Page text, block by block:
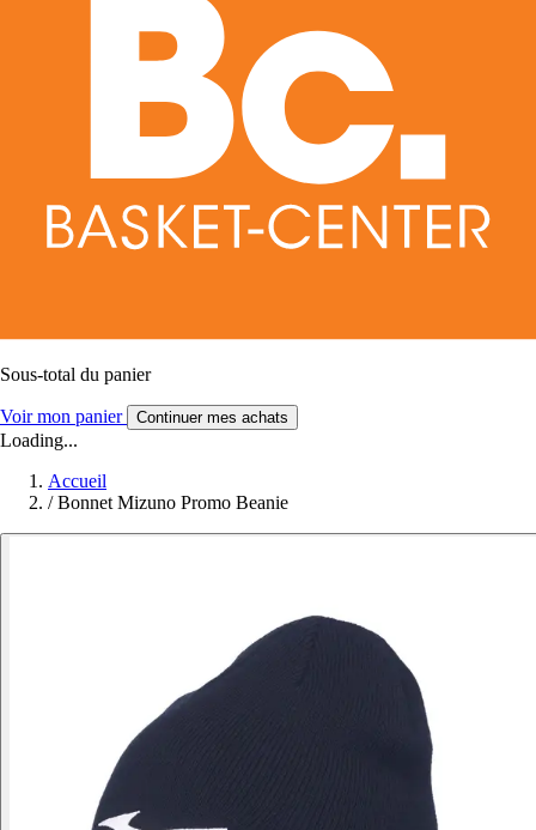
Sous-total du panier
Voir mon panier Continuer mes achats
Loading...
Accueil
/ Bonnet Mizuno Promo Beanie